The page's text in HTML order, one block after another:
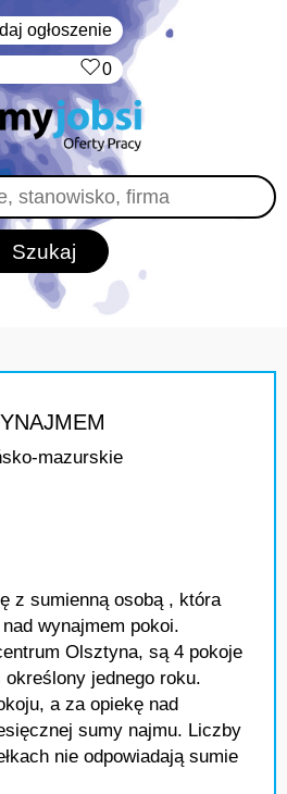
ogłoszenie
0
mazurskie
z sumienną osobą , która
wynajmem pokoi.
Olsztyna, są 4 pokoje
jednego roku.
a za opiekę nad
sumy najmu. Liczby
nie odpowiadają sumie